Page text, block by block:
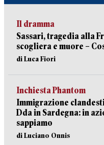
Il dramma
Sassari, tragedia alla
scogliera e muore –
di Luca Fiori
Inchiesta Phantom
Immigrazione
Dda in Sardegna: in
sappiamo
di Luciano Onnis